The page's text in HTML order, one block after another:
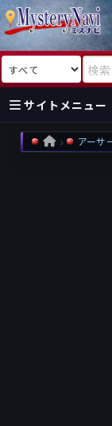
検索対象 検索
サイトメニュー
国内
HOME アーサ